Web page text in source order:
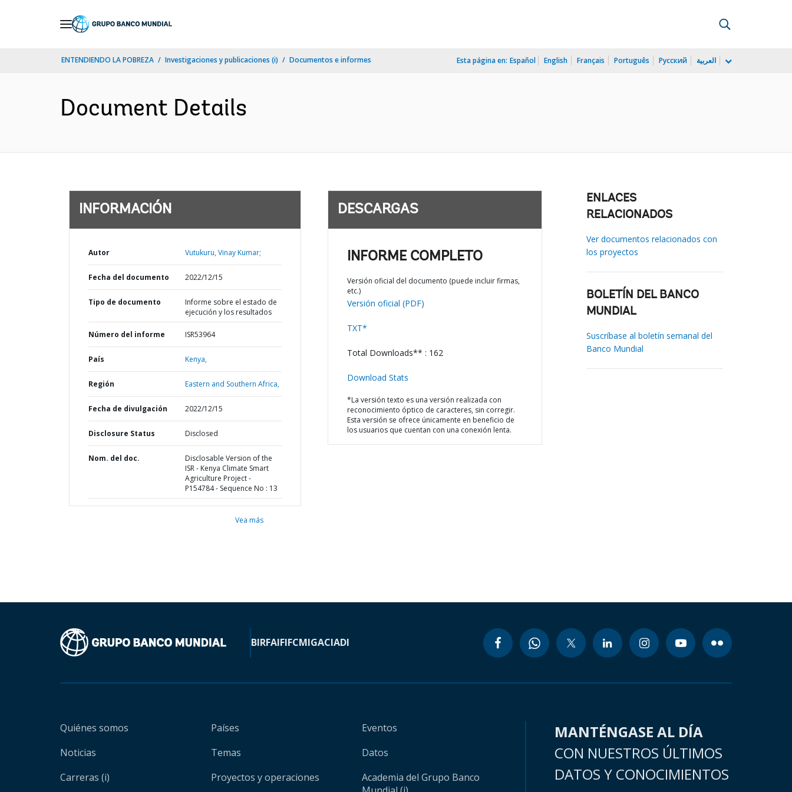
ENTENDIENDO LA POBREZA Investigaciones y publicaciones (i) Documentos e informes Esta página en: Español English Français Português Русский العربية
Document Details
INFORMACIÓN
Autor Vutukuru, Vinay Kumar;
Fecha del documento 2022/12/15
Tipo de documento
Informe sobre el estado de
ejecución y los resultados
Número del informe ISR53964
País Kenya,
Región Eastern and Southern Africa,
Fecha de divulgación 2022/12/15
Disclosure Status Disclosed
Nom. del doc.
Disclosable Version of the
ISR - Kenya Climate Smart
Agriculture Project -
P154784 - Sequence No : 13
Vea más
DESCARGAS
INFORME COMPLETO
Versión oficial del documento (puede incluir firmas,
etc.)
Versión oficial (PDF)
TXT*
Total Downloads** : 162
Download Stats
*La versión texto es una versión realizada con
reconocimiento óptico de caracteres, sin corregir.
Esta versión se ofrece únicamente en beneficio de
los usuarios que cuentan con una conexión lenta.
ENLACES
RELACIONADOS
Ver documentos relacionados con
los proyectos
BOLETÍN DEL BANCO
MUNDIAL
Suscríbase al boletín semanal del
Banco Mundial
BIRFAIFIFCMIGACIADI
Quiénes somos
Noticias
Carreras (i)
Países
Temas
Proyectos y operaciones
Eventos
Datos
Academia del Grupo Banco
MANTÉNGASE AL DÍA
CON NUESTROS ÚLTIMOS
DATOS Y CONOCIMIENTOS